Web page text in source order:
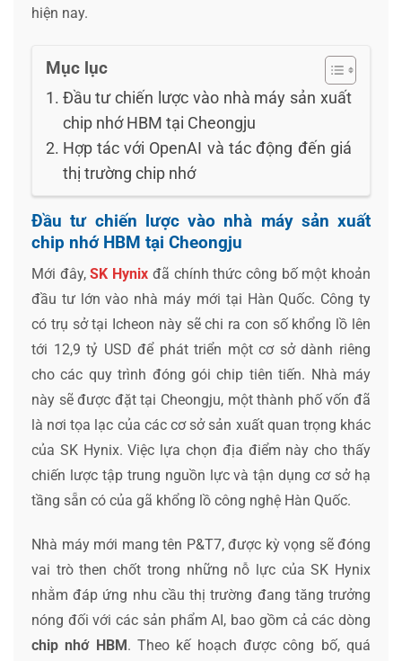
hiện nay.
Mục lục
Đầu tư chiến lược vào nhà máy sản xuất
chip nhớ HBM tại Cheongju
Hợp tác với OpenAI và tác động đến giá
thị trường chip nhớ
Đầu tư chiến lược vào nhà máy sản xuất
chip nhớ HBM tại Cheongju
Mới đây,SK Hynix đã chính thức công bố một khoản
đầu tư lớn vào nhà máy mới tại Hàn Quốc. Công ty
có trụ sở tại Icheon này sẽ chi ra con số khổng lồ lên
tới 12,9 tỷ USD để phát triển một cơ sở dành riêng
cho các quy trình đóng gói chip tiên tiến. Nhà máy
này sẽ được đặt tại Cheongju, một thành phố vốn đã
là nơi tọa lạc của các cơ sở sản xuất quan trọng khác
của SK Hynix. Việc lựa chọn địa điểm này cho thấy
chiến lược tập trung nguồn lực và tận dụng cơ sở hạ
tầng sẵn có của gã khổng lồ công nghệ Hàn Quốc.
Nhà máy mới mang tên P&T7, được kỳ vọng sẽ đóng
vai trò then chốt trong những nỗ lực của SK Hynix
nhằm đáp ứng nhu cầu thị trường đang tăng trưởng
nóng đối với các sản phẩm AI, bao gồm cả các dòng
chip nhớ HBM . Theo kế hoạch được công bố, quá